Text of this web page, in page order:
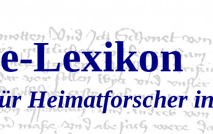
Lexikon
Heimatforscher